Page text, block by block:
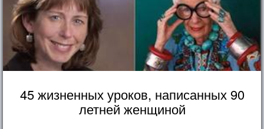
45 жизненных уроков, написанных 90
летней женщиной